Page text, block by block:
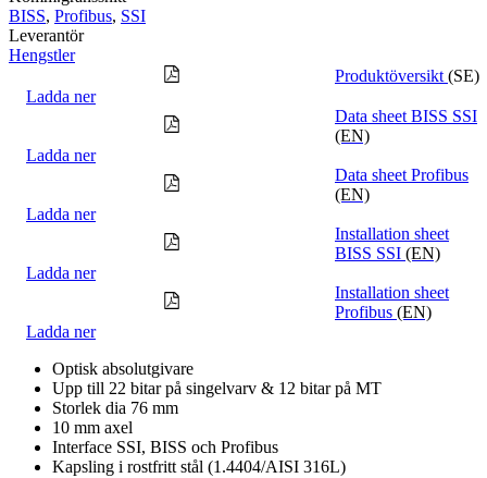
BISS, Profibus, SSI
Leverantör
Hengstler
Produktöversikt (SE)
Ladda ner
Data sheet BISS SSI
(EN)
Ladda ner
Data sheet Profibus
(EN)
Ladda ner
Installation sheet
BISS SSI (EN)
Ladda ner
Installation sheet
Profibus (EN)
Ladda ner
Optisk absolutgivare
Upp till 22 bitar på singelvarv & 12 bitar på MT
Storlek dia 76 mm
10 mm axel
Interface SSI, BISS och Profibus
Kapsling i rostfritt stål (1.4404/AISI 316L)